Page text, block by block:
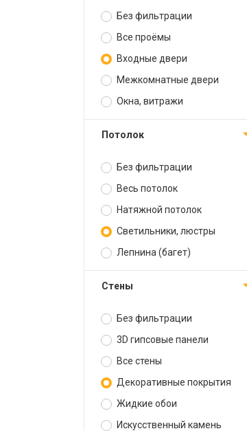
Без фильтрации
Все проёмы
Входные двери
Межкомнатные двери
Окна, витражи
Потолок
Без фильтрации
Весь потолок
Натяжной потолок
Светильники, люстры
Лепнина (багет)
Стены
Без фильтрации
3D гипсовые панели
Все стены
Декоративные покрытия
Жидкие обои
Искусственный камень